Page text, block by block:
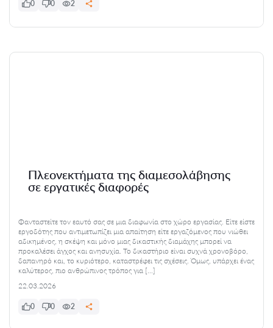
0 0 2
Πλεονεκτήματα της διαμεσολάβησης
σε εργατικές διαφορές
Φανταστείτε τον εαυτό σας σε μια διαφωνία στο χώρο εργασίας. Είτε είστε
εργοδότης που αντιμετωπίζει μια απαίτηση είτε εργαζόμενος που νιώθει
αδικημένος, η σκέψη και μόνο μιας δικαστικής διαμάχης μπορεί να
προκαλέσει άγχος και ανησυχία. Το δικαστήριο είναι συχνά χρονοβόρο,
δαπανηρό και, το κυριότερο, καταστρέφει τις σχέσεις. Όμως, υπάρχει ένας
καλύτερος, πιο ανθρώπινος τρόπος για […]
22.03.2026
0 0 2